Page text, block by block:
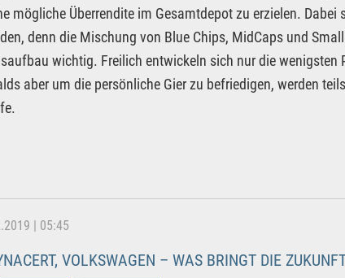
mögliche Überrendite im Gesamtdepot zu erzielen.
denn die Mischung von Blue Chips, MidCaps und
wichtig. Freilich entwickeln sich nur die wenigsten
aber um die persönliche Gier zu befriedigen, werden
| 05:45
VOLKSWAGEN – WAS BRINGT DIE